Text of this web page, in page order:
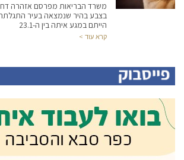
משרד הבריאות מפרסם אזהרה
בצבע בהיר שנמצאה בעיר התגלתה
הייתם במגע איתה בין ה-23.1
קרא עוד >